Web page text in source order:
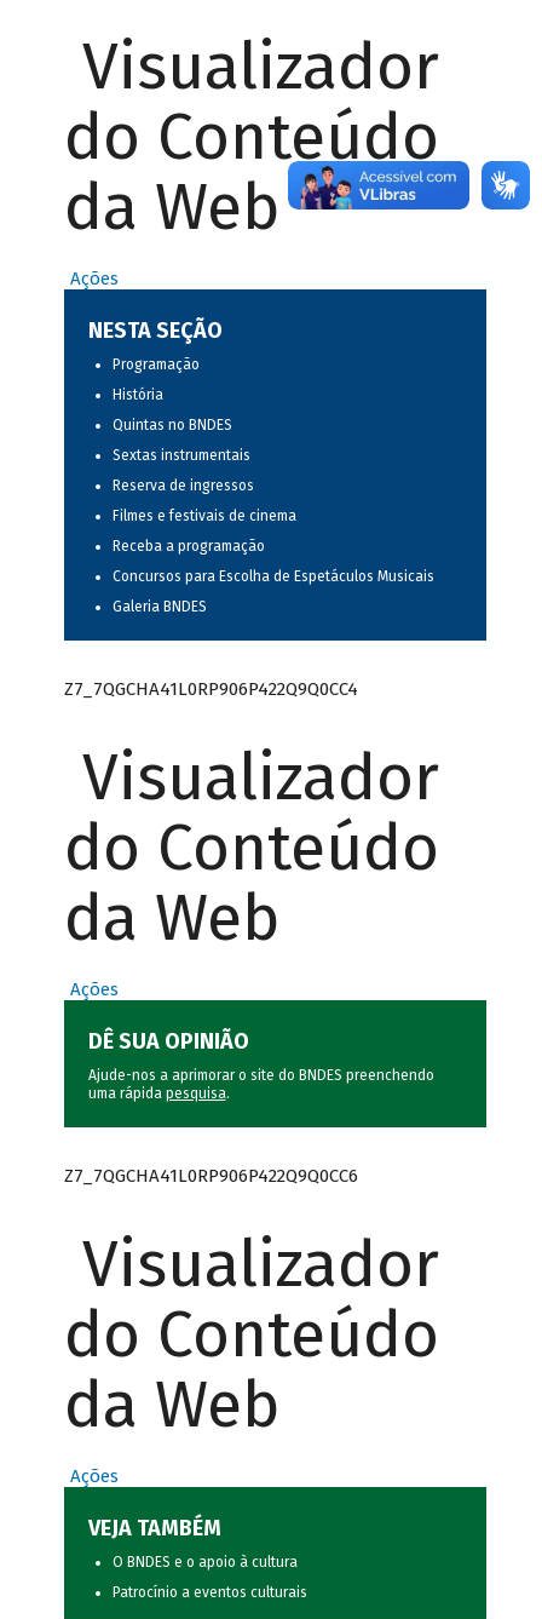
Visualizador
do Conteúdo
da Web
Ações
NESTA SEÇÃO
Programação
História
Quintas no BNDES
Sextas instrumentais
Reserva de ingressos
Filmes e festivais de cinema
Receba a programação
Concursos para Escolha de Espetáculos Musicais
Galeria BNDES
Z7_7QGCHA41L0RP906P422Q9Q0CC4
Visualizador
do Conteúdo
da Web
Ações
DÊ SUA OPINIÃO
Ajude-nos a aprimorar o site do BNDES preenchendo
uma rápida pesquisa.
Z7_7QGCHA41L0RP906P422Q9Q0CC6
Visualizador
do Conteúdo
da Web
Ações
VEJA TAMBÉM
O BNDES e o apoio à cultura
Patrocínio a eventos culturais